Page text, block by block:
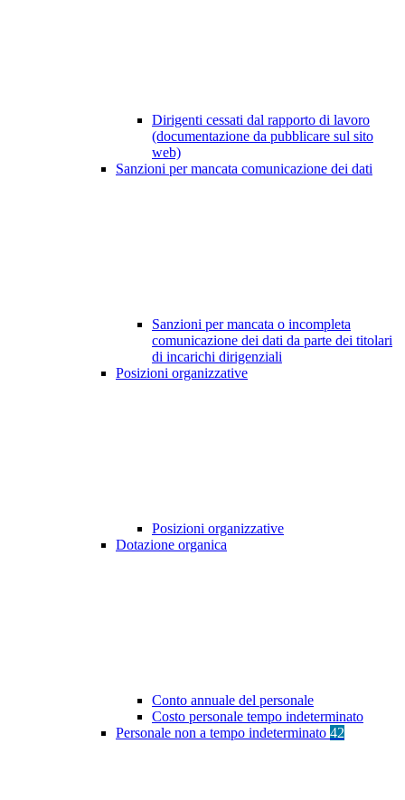
Dirigenti cessati dal rapporto di lavoro
(documentazione da pubblicare sul sito
web)
Sanzioni per mancata comunicazione dei dati
Sanzioni per mancata o incompleta
comunicazione dei dati da parte dei titolari
di incarichi dirigenziali
Posizioni organizzative
Posizioni organizzative
Dotazione organica
Conto annuale del personale
Costo personale tempo indeterminato
Personale non a tempo indeterminato 42